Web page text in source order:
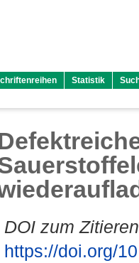
Statistik
DOI zum
https://doi.org/